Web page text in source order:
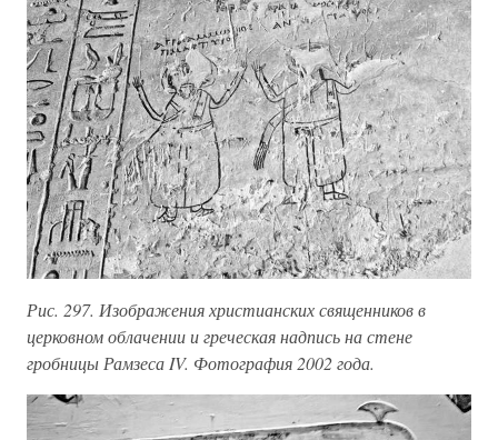
Рис. 297. Изображения христианских священников в
церковном облачении и греческая надпись на стене
гробницы Рамзеса IV. Фотография 2002 года.